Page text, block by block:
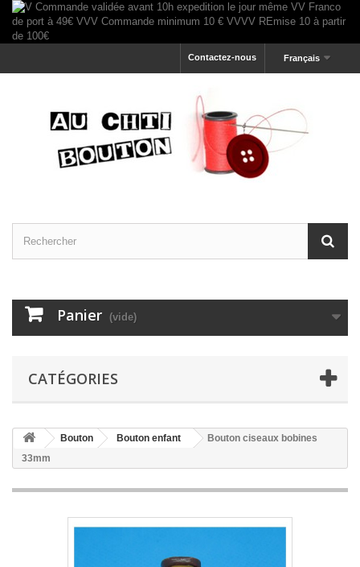
Français
Contactez-nous
Panier (vide)
CATÉGORIES
Bouton Bouton enfant
Bouton ciseaux bobines
33mm